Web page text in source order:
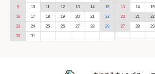
9 10 11 12 13 14 15
16 17 18 19 20 21 22
23 24 25 26 27 28 29
30 31
13 14 15
20 21 22
27 28 29